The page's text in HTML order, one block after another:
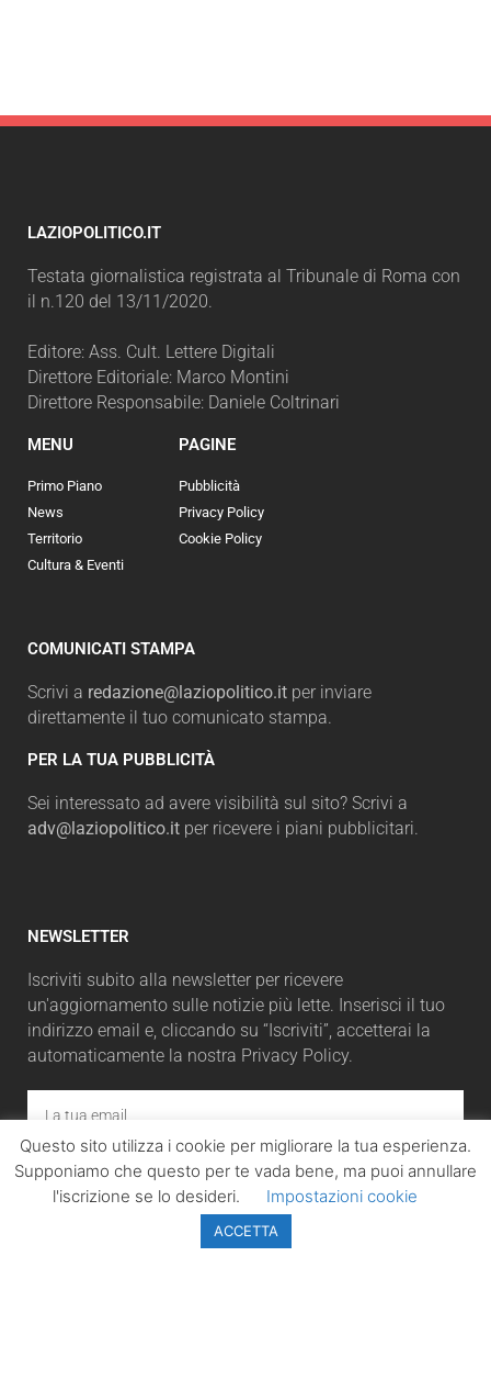
LAZIOPOLITICO.IT
Testata giornalistica registrata al Tribunale di Roma con
il n.120 del 13/11/2020.
Editore: Ass. Cult. Lettere Digitali
Direttore Editoriale: Marco Montini
Direttore Responsabile: Daniele Coltrinari
MENU
Primo Piano
News
Territorio
Cultura & Eventi
PAGINE
Pubblicità
Privacy Policy
Cookie Policy
COMUNICATI STAMPA
Scrivi a redazione@laziopolitico.it per inviare
direttamente il tuo comunicato stampa.
PER LA TUA PUBBLICITÀ
Sei interessato ad avere visibilità sul sito? Scrivi a
adv@laziopolitico.it per ricevere i piani pubblicitari.
NEWSLETTER
Iscriviti subito alla newsletter per ricevere
un'aggiornamento sulle notizie più lette. Inserisci il tuo
indirizzo email e, cliccando su “Iscriviti”, accetterai la
automaticamente la nostra Privacy Policy.
ISCRIVITI
Questo sito utilizza i cookie per migliorare la tua esperienza.
Supponiamo che questo per te vada bene, ma puoi annullare
l'iscrizione se lo desideri.
Impostazioni cookie
ACCETTA